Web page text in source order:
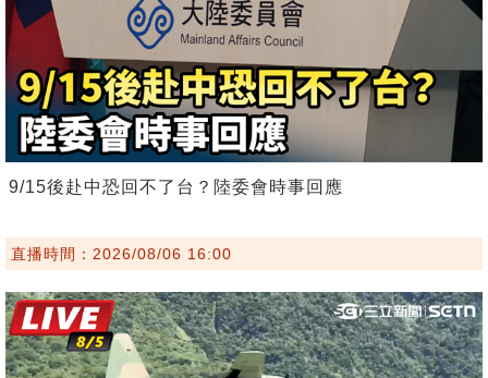
9/15後赴中恐回不了台？陸委會時事回應
直播時間：2026/08/06 16:00